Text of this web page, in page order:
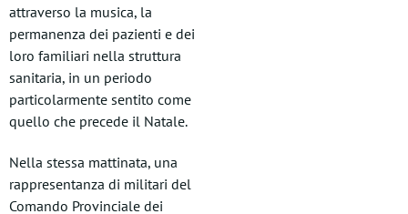
attraverso la musica, la
permanenza dei pazienti e dei
loro familiari nella struttura
sanitaria, in un periodo
particolarmente sentito come
quello che precede il Natale.
Nella stessa mattinata, una
rappresentanza di militari del
Comando Provinciale dei